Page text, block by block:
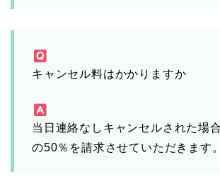
キャンセル料はかかりますか
当日連絡なしキャンセルされた場
の50％を請求させていただきます。